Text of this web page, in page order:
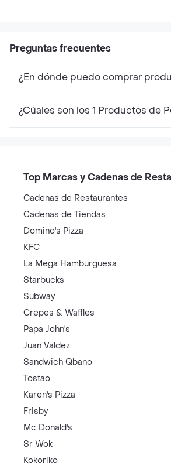
Preguntas frecuentes
¿En dónde puedo comprar
¿Cúales son los 1 Productos de
Top Marcas y Cadenas de
Cadenas de Restaurantes
Cadenas de Tiendas
Domino's Pizza
KFC
La Mega Hamburguesa
Starbucks
Subway
Crepes & Waffles
Papa John's
Juan Valdez
Sandwich Qbano
Tostao
Karen's Pizza
Frisby
Mc Donald's
Sr Wok
Kokoriko